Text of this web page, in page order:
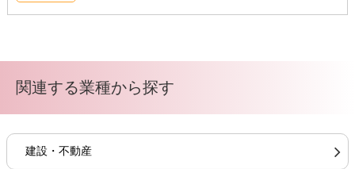
関連する業種から探す
建設・不動産